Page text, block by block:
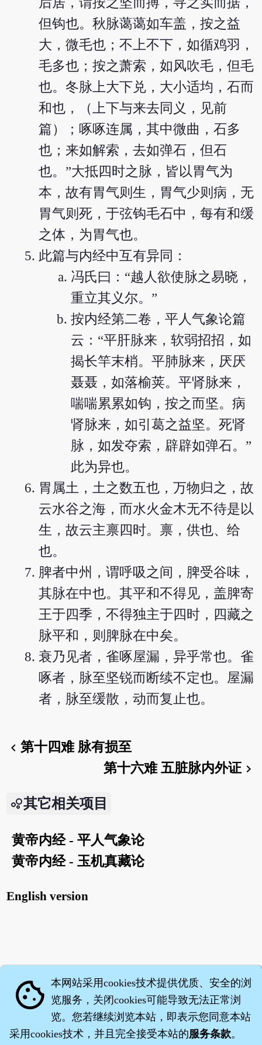
但钩也。秋脉蔼蔼如车盖，按之益
大，微毛也；不上不下，如循鸡羽，
毛多也；按之萧索，如风吹毛，但毛
也。冬脉上大下兑，大小适均，石而
和也，（上下与来去同义，见前
篇）；啄啄连属，其中微曲，石多
也；来如解索，去如弹石，但石
也。”大抵四时之脉，皆以胃气为
本，故有胃气则生，胃气少则病，无
胃气则死，于弦钩毛石中，每有和缓
之体，为胃气也。
此篇与内经中互有异同：
冯氏曰：“越人欲使脉之易晓，
重立其义尔。”
按内经第二卷，平人气象论篇
云：“平肝脉来，软弱招招，如
揭长竿末梢。平肺脉来，厌厌
聂聂，如落榆荚。平肾脉来，
喘喘累累如钩，按之而坚。病
肾脉来，如引葛之益坚。死肾
脉，如发夺索，辟辟如弹石。”
此为异也。
胃属土，土之数五也，万物归之，故
云水谷之海，而水火金木无不待是以
生，故云主禀四时。禀，供也、给
也。
脾者中州，谓呼吸之间，脾受谷味，
其脉在中也。其平和不得见，盖脾寄
王于四季，不得独主于四时，四藏之
脉平和，则脾脉在中矣。
衰乃见者，雀啄屋漏，异乎常也。雀
啄者，脉至坚锐而断续不定也。屋漏
者，脉至缓散，动而复止也。
chevron_left第十四难 脉有损至
第十六难 五脏脉内外证chevron_right
其它相关项目
黄帝内经 - 平人气象论
黄帝内经 - 玉机真藏论
English version
cookie 本网站采用cookies技术提供优质、安全的浏
览服务，关闭cookies可能导致无法正常浏
览。您若继续浏览本站，即表示您同意本站
采用cookies技术，并且完全接受本站的服务条款。